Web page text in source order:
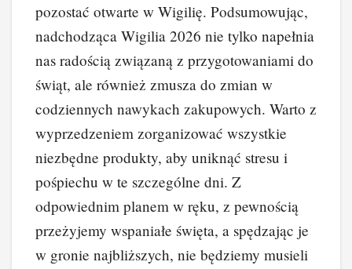
pozostać otwarte w Wigilię. Podsumowując,
nadchodząca Wigilia 2026 nie tylko napełnia
nas radością związaną z przygotowaniami do
świąt, ale również zmusza do zmian w
codziennych nawykach zakupowych. Warto z
wyprzedzeniem zorganizować wszystkie
niezbędne produkty, aby uniknąć stresu i
pośpiechu w te szczególne dni. Z
odpowiednim planem w ręku, z pewnością
przeżyjemy wspaniałe święta, a spędzając je
w gronie najbliższych, nie będziemy musieli